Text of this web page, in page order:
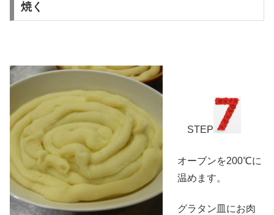
焼く
STEP
オーブンを200℃に
温めます。
グラタン皿にお肉